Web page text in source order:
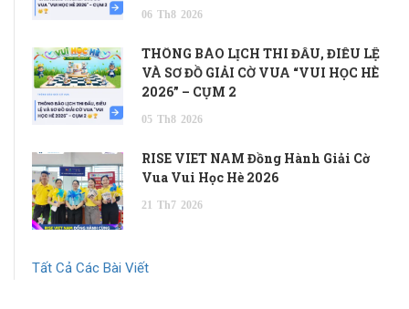
06 Th8 2026
THÔNG BÁO LỊCH THI ĐẤU, ĐIỀU LỆ
VÀ SƠ ĐỒ GIẢI CỜ VUA “VUI HỌC HÈ
2026” – CỤM 2
05 Th8 2026
RISE VIET NAM Đồng Hành Giải Cờ
Vua Vui Học Hè 2026
21 Th7 2026
Tất Cả Các Bài Viết